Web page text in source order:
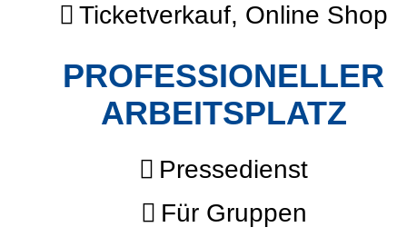
Ticketverkauf, Online Shop
PROFESSIONELLER
ARBEITSPLATZ
Pressedienst
Für Gruppen